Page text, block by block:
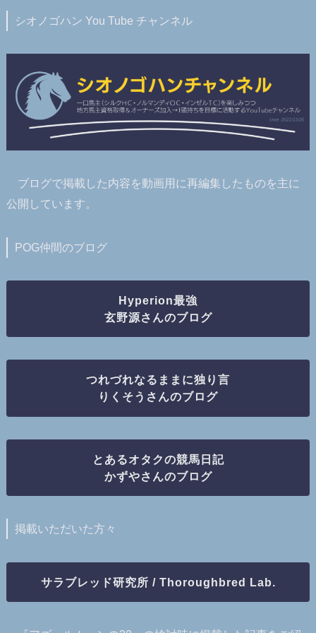
シオノゴハン You Tube チャンネル
ブログで掲載した内容を動画用に再編集したものを主に
公開しています。
POG仲間のブログ
Hyperion最強
玄野源さんのブログ
つれづれなるままに独り言
りくそうさんのブログ
とあるオタクの競馬日記
かずやさんのブログ
掲載いただいた方々
サラブレッド研究所 / Thoroughbred Lab.